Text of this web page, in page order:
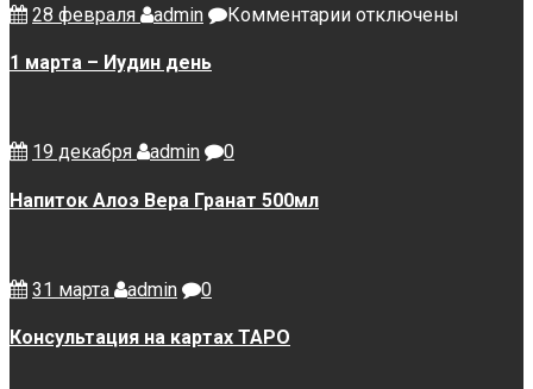
28 февраля admin Комментариикотключены
1 марта – Иудин день
19 декабря admin 0
Напиток Алоэ Вера Гранат 500мл
31 марта admin 0
Консультация на картах ТАРО